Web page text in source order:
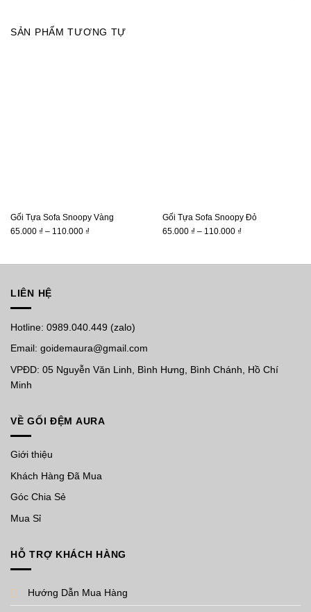
SẢN PHẨM TƯƠNG TỰ
Gối Tựa Sofa Snoopy Vàng
65.000 ₫ – 110.000 ₫Khoảng
Gối Tựa Sofa Snoopy Đỏ
65.000 ₫ – 110.000 ₫Khoảng
LIÊN HỆ
Hotline: 0989.040.449 (zalo)
Email: goidemaura@gmail.com
VPĐD: 05 Nguyễn Văn Linh, Bình Hưng, Bình Chánh, Hồ Chí
Minh
VỀ GỐI ĐỆM AURA
Giới thiệu
Khách Hàng Đã Mua
Góc Chia Sẻ
Mua Sỉ
HỖ TRỢ KHÁCH HÀNG
Hướng Dẫn Mua Hàng